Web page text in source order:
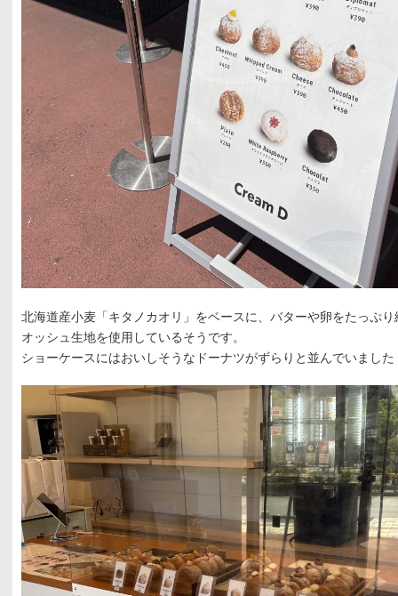
北海道産小麦「キタノカオリ」をベースに、バターや卵をたっぷ
オッシュ生地を使用しているそうです。
ショーケースにはおいしそうなドーナツがずらりと並んでいました